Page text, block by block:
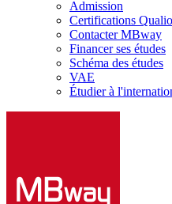
Admission
Certifications
Contacter MBway
Financer ses études
Schéma des études
VAE
Étudier à